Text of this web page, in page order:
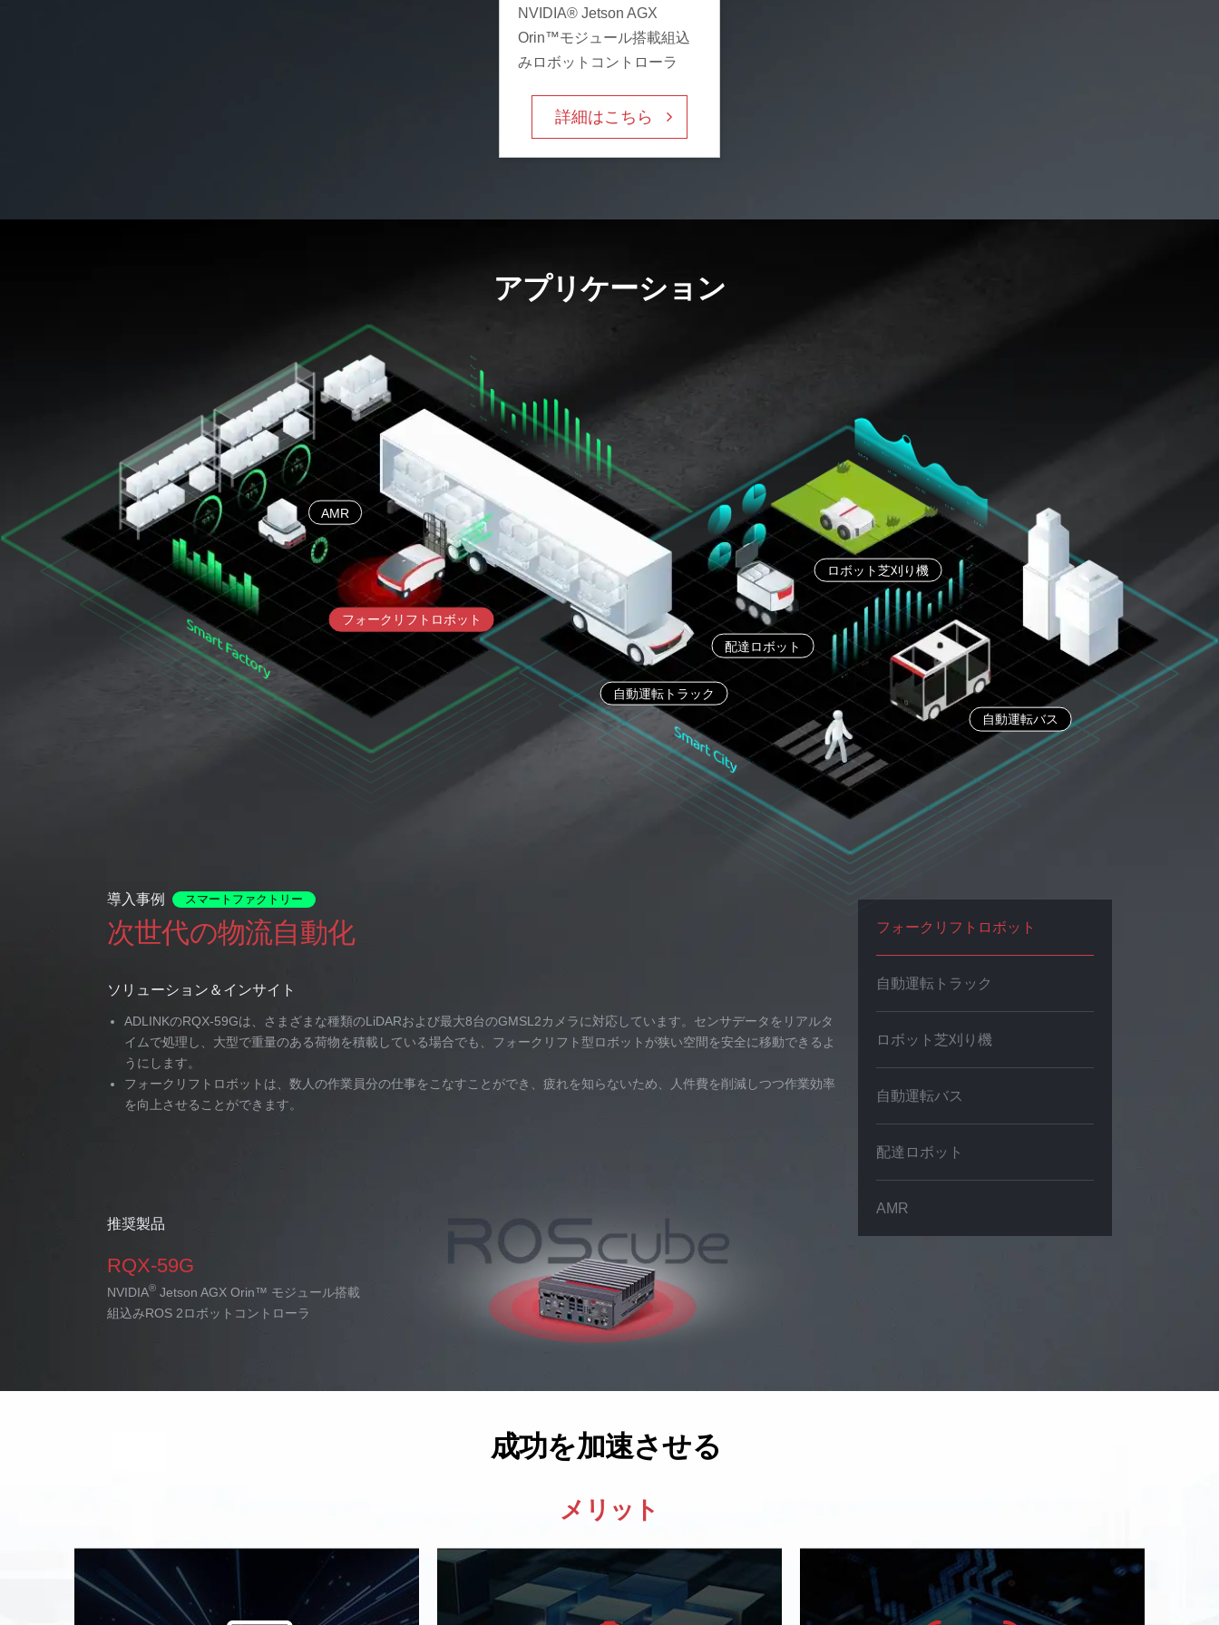
NVIDIA® Jetson AGX
Orin™モジュール搭載組込
みロボットコントローラ
詳細はこちら
アプリケーション
フォークリフトロボット
自動運転トラック
ロボット芝刈り機
自動運転バス
配達ロボット
AMR
フォークリフトロボット
自動運転トラック
ロボット芝刈り機
自動運転バス
配達ロボット
AMR
導入事例 スマートファクトリー
次世代の物流自動化
ソリューション＆インサイト
ADLINKのRQX-59Gは、さまざまな種類のLiDARおよび最大8台のGMSL2カメラに対応しています。センサデータをリアルタ
イムで処理し、大型で重量のある荷物を積載している場合でも、フォークリフト型ロボットが狭い空間を安全に移動できるよ
うにします。
フォークリフトロボットは、数人の作業員分の仕事をこなすことができ、疲れを知らないため、人件費を削減しつつ作業効率
を向上させることができます。
推奨製品
RQX-59G
NVIDIA® Jetson AGX Orin™ モジュール搭載
組込みROS 2ロボットコントローラ
推奨製品
RQX-59G
NVIDIA® Jetson AGX Orin™ モジュール搭載
組込みROS 2ロボットコントローラ
NVIDIA ®Jetson AGX Orin™ モジュール搭載
組込みROS 2ロボットコントローラ
ADM-AL30
RQX-59G
組込みROS 2ロボットコントローラ
NVIDIA ®Jetson AGX Orin™ モジュール搭載
組込みROS 2ロボットコントローラ
成功を加速させる
メリット